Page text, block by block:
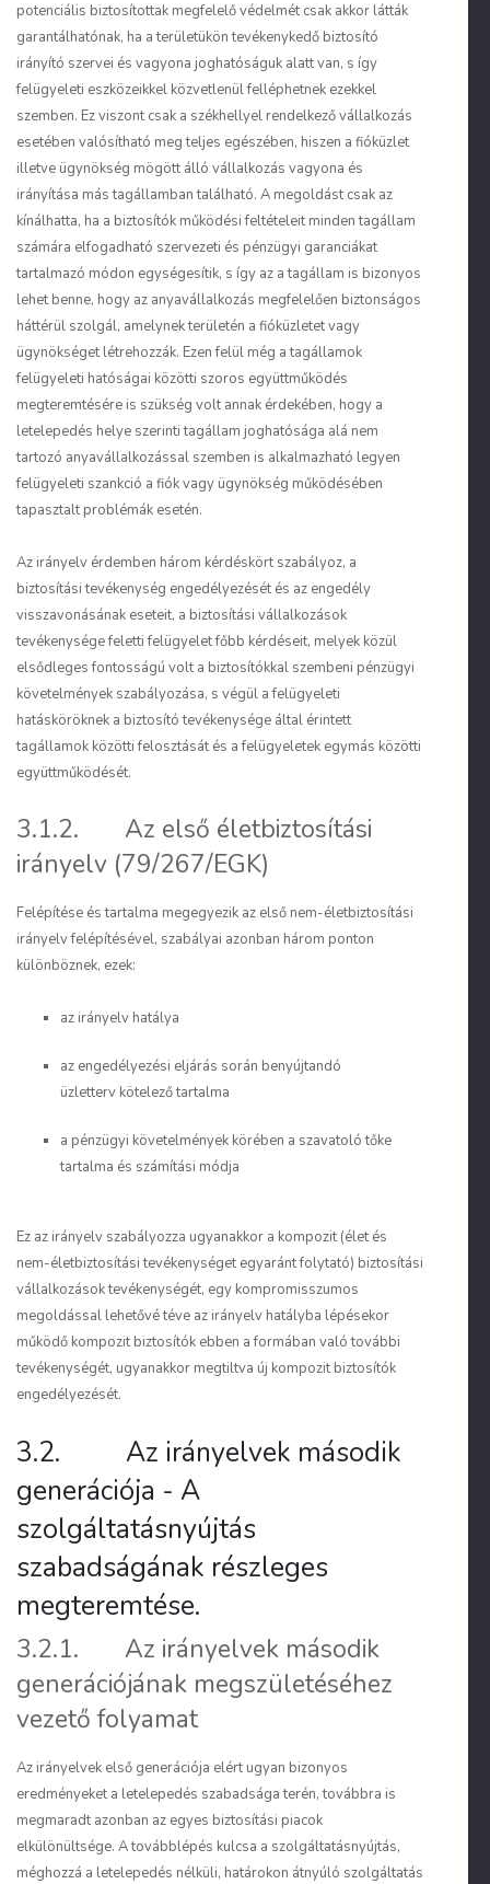
potenciális biztosítottak megfelelő védelmét csak akkor látták
garantálhatónak, ha a területükön tevékenykedő biztosító
irányító szervei és vagyona joghatóságuk alatt van, s így
felügyeleti eszközeikkel közvetlenül felléphetnek ezekkel
szemben. Ez viszont csak a székhellyel rendelkező vállalkozás
esetében valósítható meg teljes egészében, hiszen a fióküzlet
illetve ügynökség mögött álló vállalkozás vagyona és
irányítása más tagállamban található. A megoldást csak az
kínálhatta, ha a biztosítók működési feltételeit minden tagállam
számára elfogadható szervezeti és pénzügyi garanciákat
tartalmazó módon egységesítik, s így az a tagállam is bizonyos
lehet benne, hogy az anyavállalkozás megfelelően biztonságos
háttérül szolgál, amelynek területén a fióküzletet vagy
ügynökséget létrehozzák. Ezen felül még a tagállamok
felügyeleti hatóságai közötti szoros együttműködés
megteremtésére is szükség volt annak érdekében, hogy a
letelepedés helye szerinti tagállam joghatósága alá nem
tartozó anyavállalkozással szemben is alkalmazható legyen
felügyeleti szankció a fiók vagy ügynökség működésében
tapasztalt problémák esetén.
Az irányelv érdemben három kérdéskört szabályoz, a
biztosítási tevékenység engedélyezését és az engedély
visszavonásának eseteit, a biztosítási vállalkozások
tevékenysége feletti felügyelet főbb kérdéseit, melyek közül
elsődleges fontosságú volt a biztosítókkal szembeni pénzügyi
követelmények szabályozása, s végül a felügyeleti
hatásköröknek a biztosító tevékenysége által érintett
tagállamok közötti felosztását és a felügyeletek egymás közötti
együttműködését.
3.1.2. Az első életbiztosítási
irányelv (79/267/EGK)
Felépítése és tartalma megegyezik az első nem-életbiztosítási
irányelv felépítésével, szabályai azonban három ponton
különböznek, ezek:
az irányelv hatálya
az engedélyezési eljárás során benyújtandó
üzletterv kötelező tartalma
a pénzügyi követelmények körében a szavatoló tőke
tartalma és számítási módja
Ez az irányelv szabályozza ugyanakkor a kompozit (élet és
nem-életbiztosítási tevékenységet egyaránt folytató) biztosítási
vállalkozások tevékenységét, egy kompromisszumos
megoldással lehetővé téve az irányelv hatályba lépésekor
működő kompozit biztosítók ebben a formában való további
tevékenységét, ugyanakkor megtiltva új kompozit biztosítók
engedélyezését.
3.2. Az irányelvek második
generációja - A
szolgáltatásnyújtás
szabadságának részleges
megteremtése.
3.2.1. Az irányelvek második
generációjának megszületéséhez
vezető folyamat
Az irányelvek első generációja elért ugyan bizonyos
eredményeket a letelepedés szabadsága terén, továbbra is
megmaradt azonban az egyes biztosítási piacok
elkülönültsége. A továbblépés kulcsa a szolgáltatásnyújtás,
méghozzá a letelepedés nélküli, határokon átnyúló szolgáltatás